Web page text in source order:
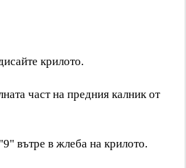
крилото.
част на предния калник от
вътре в жлеба на крилото.